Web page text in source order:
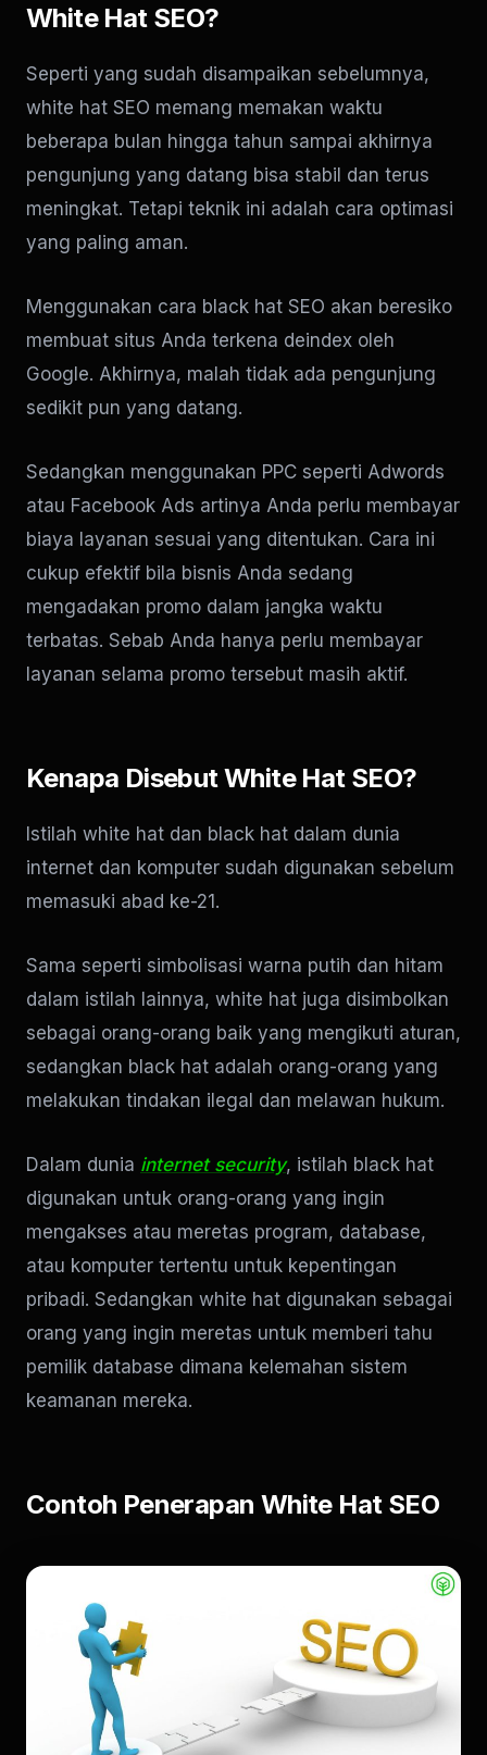
White Hat SEO?
Seperti yang sudah disampaikan sebelumnya,
white hat SEO memang memakan waktu
beberapa bulan hingga tahun sampai akhirnya
pengunjung yang datang bisa stabil dan terus
meningkat. Tetapi teknik ini adalah cara optimasi
yang paling aman.
Menggunakan cara black hat SEO akan beresiko
membuat situs Anda terkena deindex oleh
Google. Akhirnya, malah tidak ada pengunjung
sedikit pun yang datang.
Sedangkan menggunakan PPC seperti Adwords
atau Facebook Ads artinya Anda perlu membayar
biaya layanan sesuai yang ditentukan. Cara ini
cukup efektif bila bisnis Anda sedang
mengadakan promo dalam jangka waktu
terbatas. Sebab Anda hanya perlu membayar
layanan selama promo tersebut masih aktif.
Kenapa Disebut White Hat SEO?
Istilah white hat dan black hat dalam dunia
internet dan komputer sudah digunakan sebelum
memasuki abad ke-21.
Sama seperti simbolisasi warna putih dan hitam
dalam istilah lainnya, white hat juga disimbolkan
sebagai orang-orang baik yang mengikuti aturan,
sedangkan black hat adalah orang-orang yang
melakukan tindakan ilegal dan melawan hukum.
Dalam dunia internet security, istilah black hat
digunakan untuk orang-orang yang ingin
mengakses atau meretas program, database,
atau komputer tertentu untuk kepentingan
pribadi. Sedangkan white hat digunakan sebagai
orang yang ingin meretas untuk memberi tahu
pemilik database dimana kelemahan sistem
keamanan mereka.
Contoh Penerapan White Hat SEO